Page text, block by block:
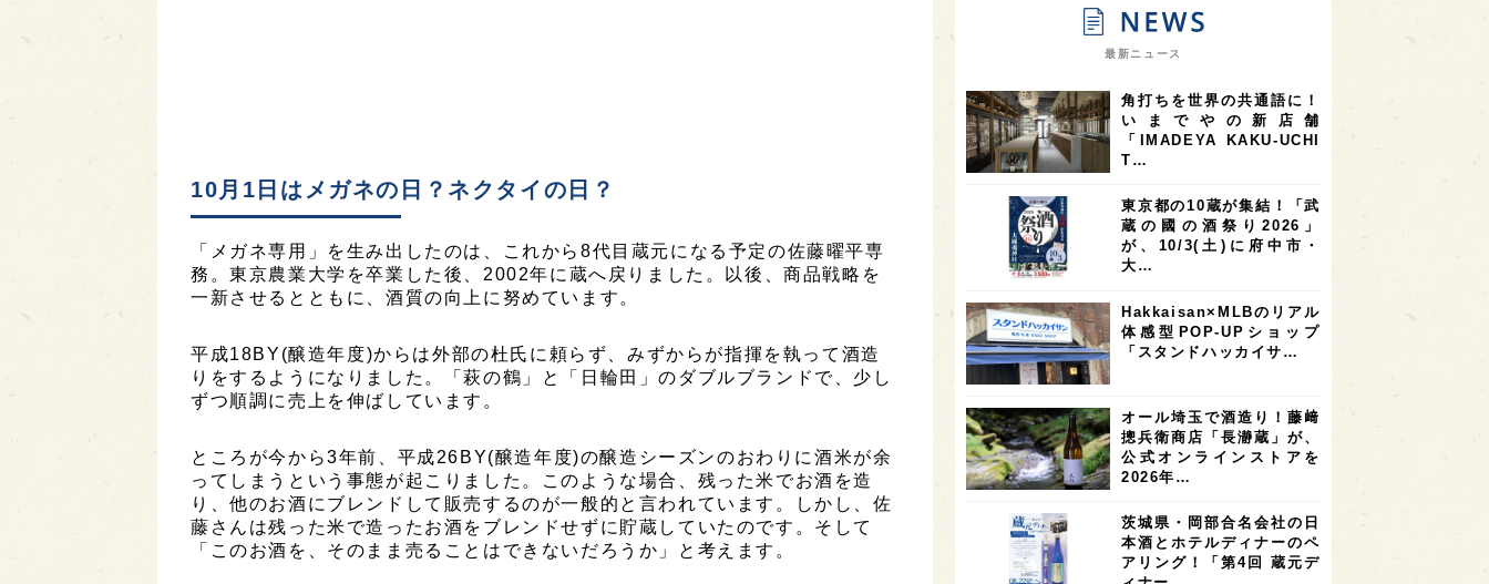
10月1日はメガネの日？ネクタイの日？
「メガネ専用」を生み出したのは、これから8代目蔵元になる予定の佐藤曜平専
務。東京農業大学を卒業した後、2002年に蔵へ戻りました。以後、商品戦略を
一新させるとともに、酒質の向上に努めています。
平成18BY(醸造年度)からは外部の杜氏に頼らず、みずからが指揮を執って酒造
りをするようになりました。「萩の鶴」と「日輪田」のダブルブランドで、少し
ずつ順調に売上を伸ばしています。
ところが今から3年前、平成26BY(醸造年度)の醸造シーズンのおわりに酒米が余
ってしまうという事態が起こりました。このような場合、残った米でお酒を造
り、他のお酒にブレンドして販売するのが一般的と言われています。しかし、佐
藤さんは残った米で造ったお酒をブレンドせずに貯蔵していたのです。そして
「このお酒を、そのまま売ることはできないだろうか」と考えます。
オピニオンリーダーの視点 9
石川県 7 奈良県 7 滋賀県 7 和歌山県 6
富山県 6 フランス 6 高知県 5 島根県 5
4 アメリカ 4 神奈川県 4
4 三重県 3 3
オーストラリア 2 台湾 2 アジア 2
SAKEの時代を生きる 2
全蔵めぐり 1 シンガポール 1 カナダ 1
群馬県 1 熊本県 1 徳島県
イギリス ノルウェー 1 新宿区
歌舞伎町 1 沖縄県 1 鳥取県 1
最新ニュース
角打ちを世界の共通語に！
いまでやの新店舗
「IMADEYA KAKU-UCHI
T…
東京都の10蔵が集結！「武
蔵の國の酒祭り2026」
が、10/3(土)に府中市・
大…
Hakkaisan×MLBのリアル
体感型POP-UPショップ
「スタンドハッカイサ…
オール埼玉で酒造り！藤﨑
摠兵衛商店「長瀞蔵」が、
公式オンラインストアを
2026年…
茨城県・岡部合名会社の日
本酒とホテルディナーのペ
アリング！「第4回 蔵元デ